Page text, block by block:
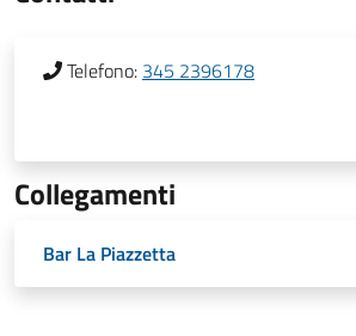
Telefono: 345 2396178
Collegamenti
Bar La Piazzetta